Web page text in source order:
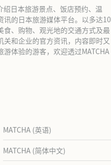
绍日本旅游景点、饭店预约、温
的日本旅游媒体平台。以多达10
、购物、观光地的交通方式及最
和企业的官方资讯，内容即时又
体验的游客，欢迎透过MATCHA
MATCHA (英语)
MATCHA (简体中文)